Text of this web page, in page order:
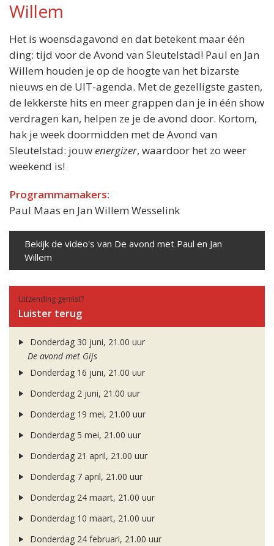
Willem
Het is woensdagavond en dat betekent maar één
ding: tijd voor de Avond van Sleutelstad! Paul en Jan
Willem houden je op de hoogte van het bizarste
nieuws en de UIT-agenda. Met de gezelligste gasten,
de lekkerste hits en meer grappen dan je in één show
verdragen kan, helpen ze je de avond door. Kortom,
hak je week doormidden met de Avond van
Sleutelstad: jouwenergizer, waardoor het zo weer
weekend is!
Programmamakers:
Paul Maas en Jan Willem Wesselink
Bekijk de video's van De avond met Paul en Jan
Willem
Uitzending gemist?
Luister terug
Donderdag 30 juni, 21.00 uur
De avond met Gijs
Donderdag 16 juni, 21.00 uur
Donderdag 2 juni, 21.00 uur
Donderdag 19 mei, 21.00 uur
Donderdag 5 mei, 21.00 uur
Donderdag 21 april, 21.00 uur
Donderdag 7 april, 21.00 uur
Donderdag 24 maart, 21.00 uur
Donderdag 10 maart, 21.00 uur
Donderdag 24 februari, 21.00 uur